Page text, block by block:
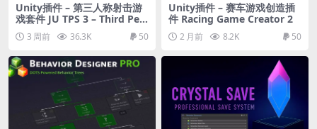
Unity插件 – 第三人称射击游
戏套件 JU TPS 3 – Third Pers
on Shooter GameKit + Vehi
cle Physics
3 周前 36.3K 50
Unity插件 – 赛车游戏创造插
件 Racing Game Creator 2
2 月前 8.2K 50